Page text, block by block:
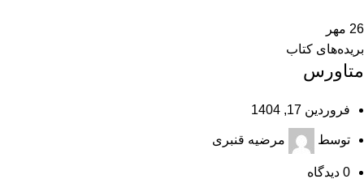
26 مهر
بریده‌های کتاب
متاورس
فروردین 17, 1404
توسط مرضیه قنبری
0 دیدگاه